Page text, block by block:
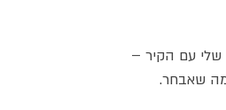
עם הקיר –
מה שאבחר.